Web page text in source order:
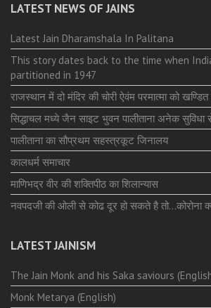
LATEST NEWS OF JAINS
Latest Jain Dharamshala In Palitana
This story dates back to the time when
partitioned in 1947
राजस्थान में दो मंदिर की चोरी ऐवंम परमात्मा को
सिद्धाचल मध्ये जैन साइट भुवन पालीताना अनेक सुविधा
पालीताना का सौप्रथम सहस्त्रकूट जिनालय
कालधर्म समाचार
माणिभद्र वीर की शक्तिपीठ का शिलान्यास
नवपदजी की ओली से कोढ दूर हो सकते है तो…कोरोना
LATEST JAINISM
The Jain Monk and his Saka saviours
Monk Metarya (English)